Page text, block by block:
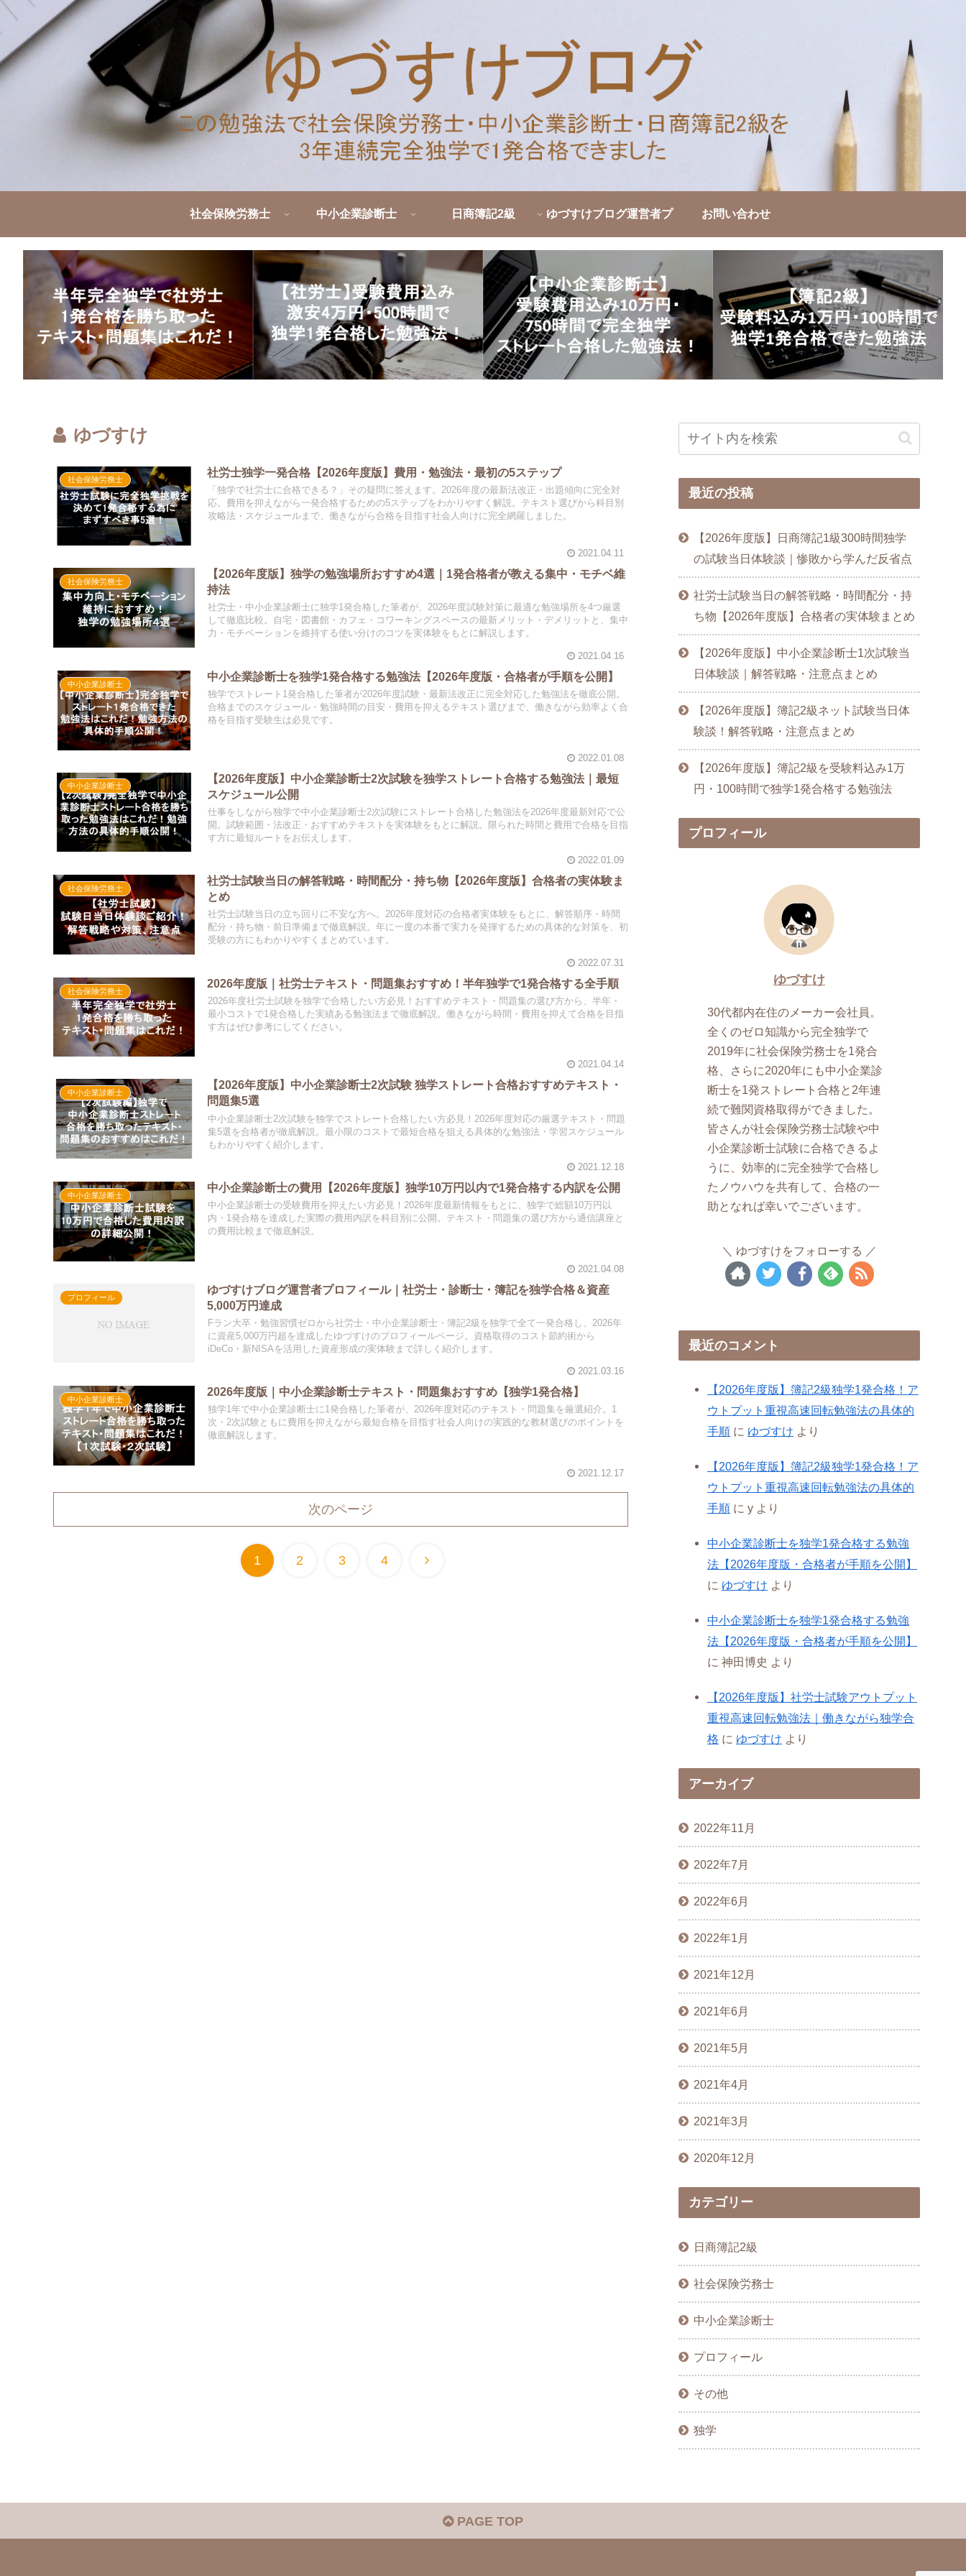
社会保険労務士 中小企業診断士 日商簿記2級 ゆづすけブログ運営者プ
ロフィール｜社労士・診
断士・簿記を独学合格＆
資産5,000万円達成
お問い合わせ
ゆづすけ
社会保険労務士
社労士独学一発合格【2026年度版】費用・勉強法・最初の5ステップ
「独学で社労士に合格できる？」その疑問に答えます。2026年度の最新法改正・出題傾向に完全対
応。費用を抑えながら一発合格するための5ステップをわかりやすく解説。テキスト選びから科目別
攻略法・スケジュールまで、働きながら合格を目指す社会人向けに完全網羅しました。
2021.04.11
社会保険労務士
【2026年度版】独学の勉強場所おすすめ4選｜1発合格者が教える集中・モチベ維
持法
社労士・中小企業診断士に独学1発合格した筆者が、2026年度試験対策に最適な勉強場所を4つ厳選
して徹底比較。自宅・図書館・カフェ・コワーキングスペースの最新メリット・デメリットと、集中
力・モチベーションを維持する使い分けのコツを実体験をもとに解説します。
2021.04.16
中小企業診断士
中小企業診断士を独学1発合格する勉強法【2026年度版・合格者が手順を公開】
独学でストレート1発合格した筆者が2026年度試験・最新法改正に完全対応した勉強法を徹底公開。
合格までのスケジュール・勉強時間の目安・費用を抑えるテキスト選びまで、働きながら効率よく合
格を目指す受験生は必見です。
2022.01.08
中小企業診断士
【2026年度版】中小企業診断士2次試験を独学ストレート合格する勉強法｜最短
スケジュール公開
仕事をしながら独学で中小企業診断士2次試験にストレート合格した勉強法を2026年度最新対応で公
開。試験範囲・法改正・おすすめテキストを実体験をもとに解説。限られた時間と費用で合格を目指
す方に最短ルートをお伝えします。
2022.01.09
社会保険労務士
社労士試験当日の解答戦略・時間配分・持ち物【2026年度版】合格者の実体験ま
とめ
社労士試験当日の立ち回りに不安な方へ。2026年度対応の合格者実体験をもとに、解答順序・時間
配分・持ち物・前日準備まで徹底解説。年に一度の本番で実力を発揮するための具体的な対策を、初
受験の方にもわかりやすくまとめています。
2022.07.31
社会保険労務士
2026年度版｜社労士テキスト・問題集おすすめ！半年独学で1発合格する全手順
2026年度社労士試験を独学で合格したい方必見！おすすめテキスト・問題集の選び方から、半年・
最小コストで1発合格した実績ある勉強法まで徹底解説。働きながら時間・費用を抑えて合格を目指
す方はぜひ参考にしてください。
2021.04.14
中小企業診断士
【2026年度版】中小企業診断士2次試験 独学ストレート合格おすすめテキスト・
問題集5選
中小企業診断士2次試験を独学でストレート合格したい方必見！2026年度対応の厳選テキスト・問題
集5選を合格者が徹底解説。最小限のコストで最短合格を狙える具体的な勉強法・学習スケジュール
もわかりやすく紹介します。
2021.12.18
中小企業診断士
中小企業診断士の費用【2026年度版】独学10万円以内で1発合格する内訳を公開
中小企業診断士の受験費用を抑えたい方必見！2026年度最新情報をもとに、独学で総額10万円以
内・1発合格を達成した実際の費用内訳を科目別に公開。テキスト・問題集の選び方から通信講座と
の費用比較まで徹底解説。
2021.04.08
プロフィール
ゆづすけブログ運営者プロフィール｜社労士・診断士・簿記を独学合格＆資産
5,000万円達成
Fラン大卒・勉強習慣ゼロから社労士・中小企業診断士・簿記2級を独学で全て一発合格し、2026年
に資産5,000万円超を達成したゆづすけのプロフィールページ。資格取得のコスト節約術から
iDeCo・新NISAを活用した資産形成の実体験まで詳しく紹介します。
2021.03.16
中小企業診断士
2026年度版｜中小企業診断士テキスト・問題集おすすめ【独学1発合格】
独学1年で中小企業診断士に1発合格した筆者が、2026年度対応のテキスト・問題集を厳選紹介。1
次・2次試験ともに費用を抑えながら最短合格を目指す社会人向けの実践的な教材選びのポイントを
徹底解説します。
2021.12.17
次のページ
1 2 3 4
最近の投稿
【2026年度版】日商簿記1級300時間独学
の試験当日体験談｜惨敗から学んだ反省点
社労士試験当日の解答戦略・時間配分・持
ち物【2026年度版】合格者の実体験まとめ
【2026年度版】中小企業診断士1次試験当
日体験談｜解答戦略・注意点まとめ
【2026年度版】簿記2級ネット試験当日体
験談！解答戦略・注意点まとめ
【2026年度版】簿記2級を受験料込み1万
円・100時間で独学1発合格する勉強法
プロフィール
ゆづすけ
30代都内在住のメーカー会社員。
全くのゼロ知識から完全独学で
2019年に社会保険労務士を1発合
格、さらに2020年にも中小企業診
断士を1発ストレート合格と2年連
続で難関資格取得ができました。
皆さんが社会保険労務士試験や中
小企業診断士試験に合格できるよ
うに、効率的に完全独学で合格し
たノウハウを共有して、合格の一
助となれば幸いでございます。
ゆづすけをフォローする
最近のコメント
【2026年度版】簿記2級独学1発合格！ア
ウトプット重視高速回転勉強法の具体的
手順 に ゆづすけ より
【2026年度版】簿記2級独学1発合格！ア
ウトプット重視高速回転勉強法の具体的
手順 に y より
中小企業診断士を独学1発合格する勉強
法【2026年度版・合格者が手順を公開】
に ゆづすけ より
中小企業診断士を独学1発合格する勉強
法【2026年度版・合格者が手順を公開】
に 神田博史 より
【2026年度版】社労士試験アウトプット
重視高速回転勉強法｜働きながら独学合
格 に ゆづすけ より
アーカイブ
2022年11月
2022年7月
2022年6月
2022年1月
2021年12月
2021年6月
2021年5月
2021年4月
2021年3月
2020年12月
カテゴリー
日商簿記2級
社会保険労務士
中小企業診断士
プロフィール
その他
独学
PAGE TOP